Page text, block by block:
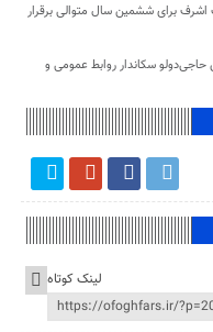
اشرف برای ششمین سال متوالی برقرار
حاجی‌دولو سکاندار روابط عمومی و
لینک کوتاه